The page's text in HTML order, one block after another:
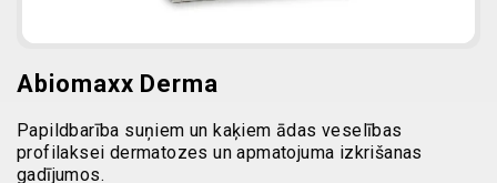
Abiomaxx Derma
Papildbarība suņiem un kaķiem ādas veselības
profilaksei dermatozes un apmatojuma izkrišanas
gadījumos.